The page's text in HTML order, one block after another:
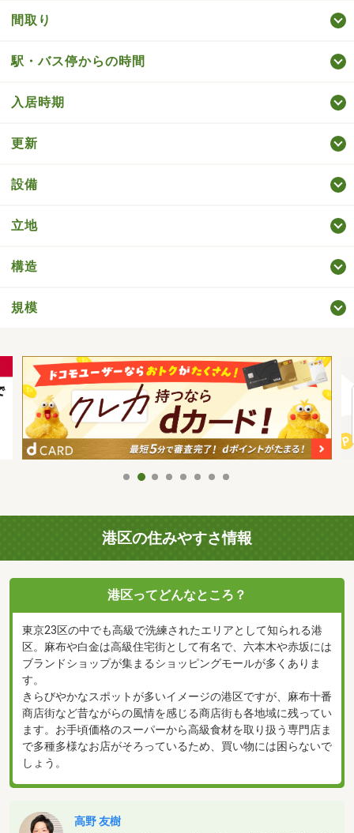
間取り
駅・バス停からの時間
入居時期
更新
設備
立地
構造
規模
港区の住みやすさ情報
港区ってどんなところ？
東京23区の中でも高級で洗練されたエリアとして知られる港
区。麻布や白金は高級住宅街として有名で、六本木や赤坂には
ブランドショップが集まるショッピングモールが多くありま
す。
きらびやかなスポットが多いイメージの港区ですが、麻布十番
商店街など昔ながらの風情を感じる商店街も各地域に残ってい
ます。お手頃価格のスーパーから高級食材を取り扱う専門店ま
で多種多様なお店がそろっているため、買い物には困らないで
しょう。
高野 友樹